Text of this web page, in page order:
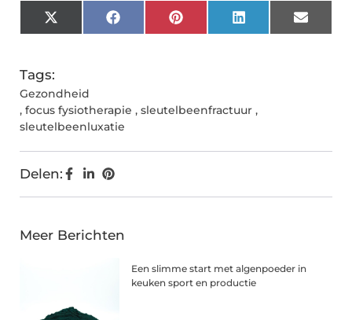
X
(Twitter)
FacebookPinterestLinkedInEmail
Tags:
Gezondheid
, focus fysiotherapie , sleutelbeenfractuur ,
sleutelbeenluxatie
Delen:
Meer Berichten
Een slimme start met algenpoeder in
keuken sport en productie